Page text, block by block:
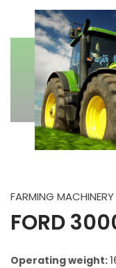
FARMING MACHINERY
FORD
Operating weight: